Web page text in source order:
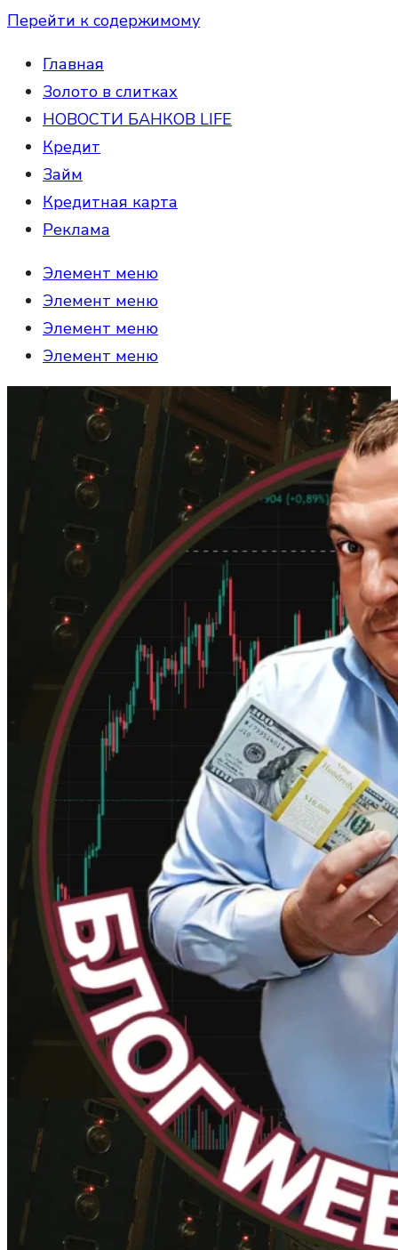
Перейти к содержимому
Главная
Золото в слитках
НОВОСТИ БАНКОВ LIFE
Кредит
Займ
Кредитная карта
Реклама
Элемент меню
Элемент меню
Элемент меню
Элемент меню